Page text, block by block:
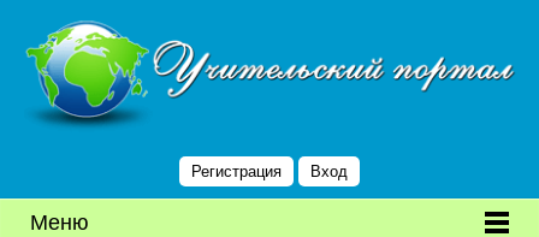
Регистрация Вход
Меню